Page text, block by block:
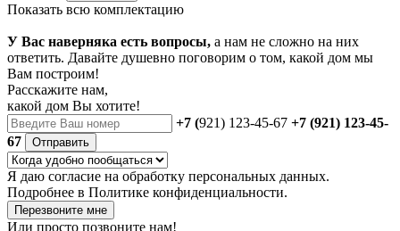
Показать всю комплектацию
У Вас наверняка есть вопросы, а нам не сложно на них
ответить. Давайте душевно поговорим о том, какой дом мы
Вам построим!
Расскажите нам,
какой дом Вы хотите!
+7 (921) 123-45-67 +7 (921) 123-45-
67
Отправить
Я даю согласие на обработку персональных данных.
Подробнее в Политике конфиденциальности.
Перезвоните мне
Или просто позвоните нам!